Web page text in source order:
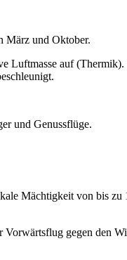
März und Oktober.
Luftmasse auf
und Genussflüge.
Mächtigkeit von bis zu
gegen den